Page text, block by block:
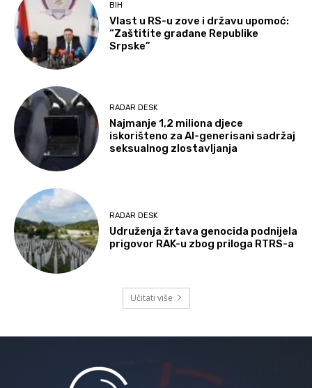
BIH
Vlast u RS-u zove i državu upomoć:
“Zaštitite građane Republike
Srpske”
RADAR DESK
Najmanje 1,2 miliona djece
iskorišteno za AI-generisani sadržaj
seksualnog zlostavljanja
RADAR DESK
Udruženja žrtava genocida podnijela
prigovor RAK-u zbog priloga RTRS-a
Učitati više